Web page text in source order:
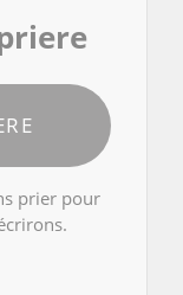
prier pour